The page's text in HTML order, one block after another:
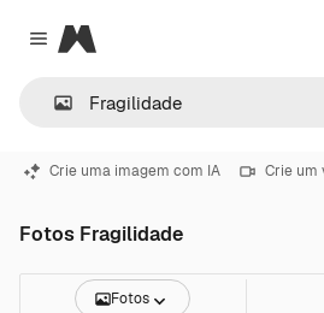
Close menu
Magnific
Crie uma imagem com IA Crie um
Fotos Fragilidade
Fotos